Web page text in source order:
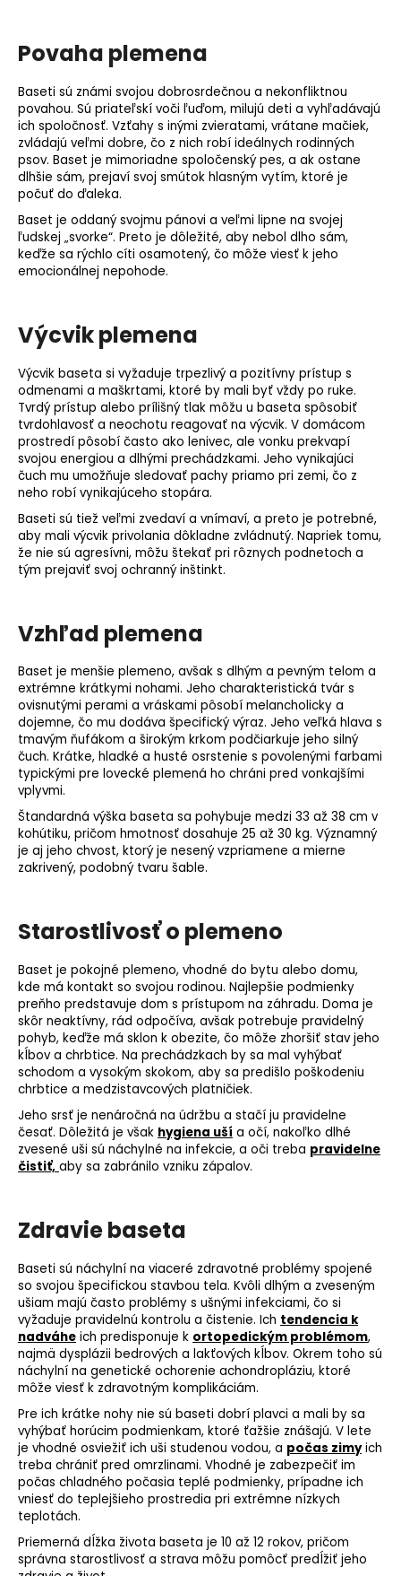
Povaha plemena
Baseti sú známi svojou dobrosrdečnou a nekonfliktnou
povahou. Sú priateľskí voči ľuďom, milujú deti a vyhľadávajú
ich spoločnosť. Vzťahy s inými zvieratami, vrátane mačiek,
zvládajú veľmi dobre, čo z nich robí ideálnych rodinných
psov. Baset je mimoriadne spoločenský pes, a ak ostane
dlhšie sám, prejaví svoj smútok hlasným vytím, ktoré je
počuť do ďaleka.
Baset je oddaný svojmu pánovi a veľmi lipne na svojej
ľudskej „svorke“. Preto je dôležité, aby nebol dlho sám,
keďže sa rýchlo cíti osamotený, čo môže viesť k jeho
emocionálnej nepohode.
Výcvik plemena
Výcvik baseta si vyžaduje trpezlivý a pozitívny prístup s
odmenami a maškrtami, ktoré by mali byť vždy po ruke.
Tvrdý prístup alebo prílišný tlak môžu u baseta spôsobiť
tvrdohlavosť a neochotu reagovať na výcvik. V domácom
prostredí pôsobí často ako lenivec, ale vonku prekvapí
svojou energiou a dlhými prechádzkami. Jeho vynikajúci
čuch mu umožňuje sledovať pachy priamo pri zemi, čo z
neho robí vynikajúceho stopára.
Baseti sú tiež veľmi zvedaví a vnímaví, a preto je potrebné,
aby mali výcvik privolania dôkladne zvládnutý. Napriek tomu,
že nie sú agresívni, môžu štekať pri rôznych podnetoch a
tým prejaviť svoj ochranný inštinkt.
Vzhľad plemena
Baset je menšie plemeno, avšak s dlhým a pevným telom a
extrémne krátkymi nohami. Jeho charakteristická tvár s
ovisnutými perami a vráskami pôsobí melancholicky a
dojemne, čo mu dodáva špecifický výraz. Jeho veľká hlava s
tmavým ňufákom a širokým krkom podčiarkuje jeho silný
čuch. Krátke, hladké a husté osrstenie s povolenými farbami
typickými pre lovecké plemená ho chráni pred vonkajšími
vplyvmi.
Štandardná výška baseta sa pohybuje medzi 33 až 38 cm v
kohútiku, pričom hmotnosť dosahuje 25 až 30 kg. Významný
je aj jeho chvost, ktorý je nesený vzpriamene a mierne
zakrivený, podobný tvaru šable.
Starostlivosť o plemeno
Baset je pokojné plemeno, vhodné do bytu alebo domu,
kde má kontakt so svojou rodinou. Najlepšie podmienky
preňho predstavuje dom s prístupom na záhradu. Doma je
skôr neaktívny, rád odpočíva, avšak potrebuje pravidelný
pohyb, keďže má sklon k obezite, čo môže zhoršiť stav jeho
kĺbov a chrbtice. Na prechádzkach by sa mal vyhýbať
schodom a vysokým skokom, aby sa predišlo poškodeniu
chrbtice a medzistavcových platničiek.
Jeho srsť je nenáročná na údržbu a stačí ju pravidelne
česať. Dôležitá je však hygiena uší a očí, nakoľko dlhé
zvesené uši sú náchylné na infekcie, a oči treba pravidelne
čistiť, aby sa zabránilo vzniku zápalov.
Zdravie baseta
Baseti sú náchylní na viaceré zdravotné problémy spojené
so svojou špecifickou stavbou tela. Kvôli dlhým a zveseným
ušiam majú často problémy s ušnými infekciami, čo si
vyžaduje pravidelnú kontrolu a čistenie. Ich tendencia k
nadváhe ich predisponuje k ortopedickým problémom,
najmä dysplázii bedrových a lakťových kĺbov. Okrem toho sú
náchylní na genetické ochorenie achondropláziu, ktoré
môže viesť k zdravotným komplikáciám.
Pre ich krátke nohy nie sú baseti dobrí plavci a mali by sa
vyhýbať horúcim podmienkam, ktoré ťažšie znášajú. V lete
je vhodné osviežiť ich uši studenou vodou, a počas zimyich
treba chrániť pred omrzlinami. Vhodné je zabezpečiť im
počas chladného počasia teplé podmienky, prípadne ich
vniesť do teplejšieho prostredia pri extrémne nízkych
teplotách.
Priemerná dĺžka života baseta je 10 až 12 rokov, pričom
správna starostlivosť a strava môžu pomôcť predĺžiť jeho